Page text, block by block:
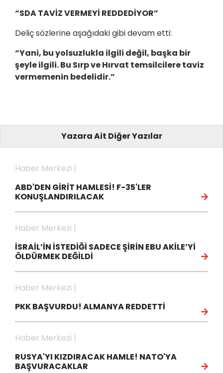
“SDA TAVİZ VERMEYİ REDDEDİYOR”
Deliç sözlerine aşağıdaki gibi devam etti:
“Yani, bu yolsuzlukla ilgili değil, başka bir
şeyle ilgili. Bu Sırp ve Hırvat temsilcilere taviz
vermemenin bedelidir.”
Yazara Ait Diğer Yazılar
Haber Merkezi |
ABD'DEN GİRİT HAMLESİ! F-35'LER
KONUŞLANDIRILACAK
Haber Merkezi |
İSRAİL’İN İSTEDİĞİ SADECE ŞİRİN EBU AKİLE’Yİ
ÖLDÜRMEK DEĞİLDİ
Haber Merkezi |
PKK BAŞVURDU! ALMANYA REDDETTİ
Haber Merkezi |
RUSYA'YI KIZDIRACAK HAMLE! NATO'YA
BAŞVURACAKLAR